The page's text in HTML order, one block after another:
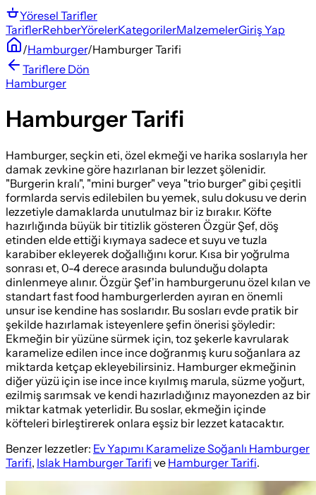
Yöresel Tarifler
TariflerRehberYörelerKategorilerMalzemelerGiriş Yap
/Hamburger/Hamburger Tarifi
Tariflere Dön
Hamburger
Hamburger Tarifi
Hamburger, seçkin eti, özel ekmeği ve harika soslarıyla her
damak zevkine göre hazırlanan bir lezzet şölenidir.
"Burgerin kralı", "mini burger" veya "trio burger" gibi çeşitli
formlarda servis edilebilen bu yemek, sulu dokusu ve derin
lezzetiyle damaklarda unutulmaz bir iz bırakır. Köfte
hazırlığında büyük bir titizlik gösteren Özgür Şef, döş
etinden elde ettiği kıymaya sadece et suyu ve tuzla
karabiber ekleyerek doğallığını korur. Kısa bir yoğrulma
sonrası et, 0-4 derece arasında bulunduğu dolapta
dinlenmeye alınır. Özgür Şef'in hamburgerunu özel kılan ve
standart fast food hamburgerlerden ayıran en önemli
unsur ise kendine has soslarıdır. Bu sosları evde pratik bir
şekilde hazırlamak isteyenlere şefin önerisi şöyledir:
Ekmeğin bir yüzüne sürmek için, toz şekerle kavrularak
karamelize edilen ince ince doğranmış kuru soğanlara az
miktarda ketçap ekleyebilirsiniz. Hamburger ekmeğinin
diğer yüzü için ise ince ince kıyılmış marula, süzme yoğurt,
ezilmiş sarımsak ve kendi hazırladığınız mayonezden az bir
miktar katmak yeterlidir. Bu soslar, ekmeğin içinde
köfteleri birleştirerek onlara eşsiz bir lezzet katacaktır.
Benzer lezzetler: Ev Yapımı Karamelize Soğanlı Hamburger
Tarifi, Islak Hamburger Tarifi ve Hamburger Tarifi.